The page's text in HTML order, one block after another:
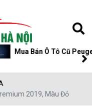
Mua Bán Ô Tô Cũ
2019, Màu Đỏ